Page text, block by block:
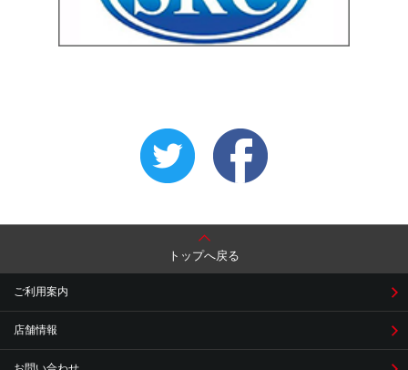
トップへ戻る
ご利用案内
店舗情報